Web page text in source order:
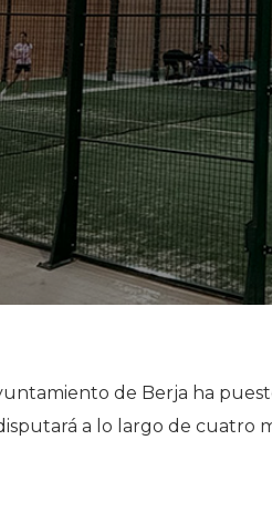
de Berja ha
a lo largo de cuatro